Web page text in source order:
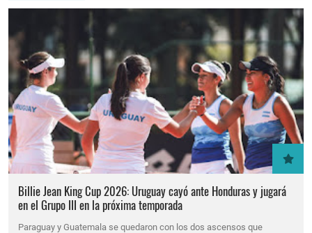
Billie Jean King Cup 2026: Uruguay cayó ante Honduras y jugará
en el Grupo III en la próxima temporada
Paraguay y Guatemala se quedaron con los dos ascensos que